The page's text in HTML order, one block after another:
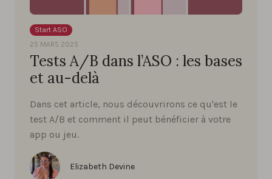
Start ASO
25 MARS 2025
Tests A/B dans l’ASO : les bases
et au-delà
Dans cet article, nous découvrirons ce qu'est le
test A/B et comment il peut bénéficier à votre
app ou jeu.
Elizabeth Devine